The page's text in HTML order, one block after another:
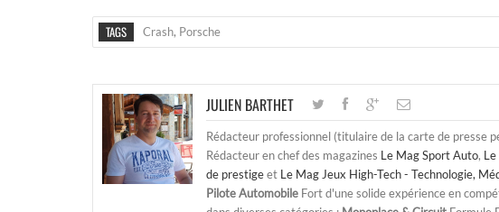
TAGS Crash, Porsche
JULIEN BARTHET
Rédacteur professionnel (titulaire de la carte de presse
Rédacteur en chef des magazines Le Mag Sport Auto,
de prestigeet Le Mag Jeux High-Tech - Technologie,
Pilote Automobile Fort d'une solide expérience en